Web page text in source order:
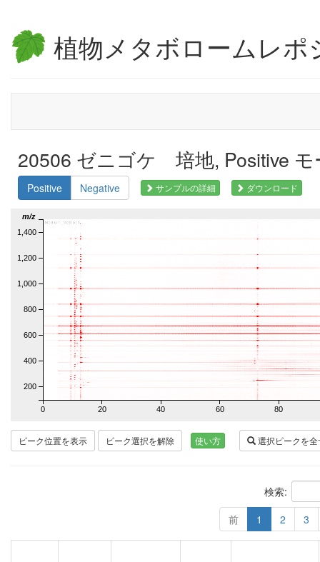
植物メタボロームレポ
20506 ゼニゴケ 培地, Positive モ
Positive Negative サンプルの詳細 ダウンロード
0 20 40 60 80
200
400
600
800
1,000
1,200
1,400
m/z
ピーク位置を表示 ピーク選択を解除 使い方 選択ピークを
検索:
前
1 2 3